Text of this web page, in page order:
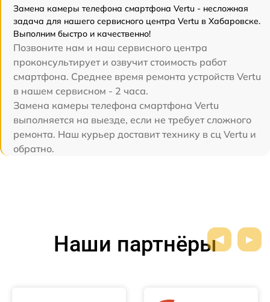
Замена камеры телефона смартфона Vertu - несложная
задача для нашего сервисного центра Vertu в Хабаровске.
Выполним быстро и качественно!
Позвоните нам и наш сервисного центра
проконсультирует и озвучит стоимость работ
смартфона. Среднее время ремонта устройств Vertu
в нашем сервисном - 2 часа.
Замена камеры телефона смартфона Vertu
выполняется на выезде, если не требует сложного
ремонта. Наш курьер доставит технику в сц Vertu и
обратно.
Наши партнёры